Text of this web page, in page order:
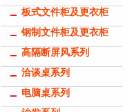
板式文件柜及更衣柜
钢制文件柜及更衣柜
高隔断屏风系列
洽谈桌系列
电脑桌系列